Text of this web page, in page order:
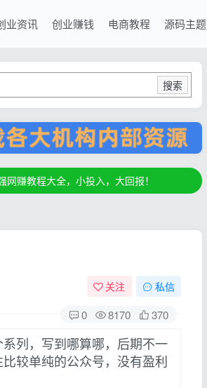
业资讯 创业赚钱 电商教程 源码主题
搜索
网赚教程大全，小投入，大回报！
网赚教程大全，小投入，大回报！
赚教程大全，小投入，大回报！
关注 私信
0 8170 370
列，写到哪算哪，后期不一
较单纯的公众号，没有盈利